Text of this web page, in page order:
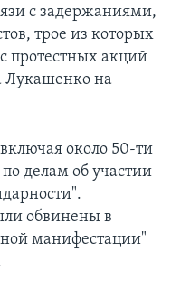
с задержаниями,
трое из которых
протестных акций
Лукашенко на
около 50-ти
делам об участии
обвинены в
манифестации"